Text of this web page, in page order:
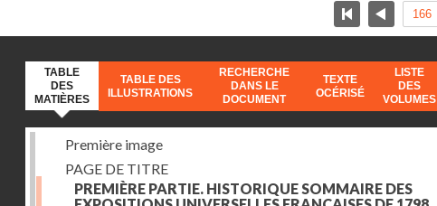
TABLE
DES
MATIÈRES
TABLE DES
ILLUSTRATIONS
RECHERCHE
DANS LE
DOCUMENT
TEXTE
OCÉRISÉ
LISTE
DES
VOLUMES
Première image
PAGE DE TITRE
PREMIÈRE PARTIE. HISTORIQUE SOMMAIRE DES